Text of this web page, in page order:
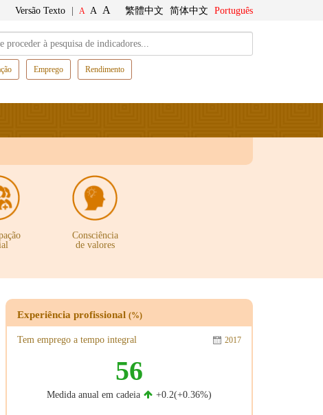
Versão Texto A A A 繁體中文 简体中文 Português
Emprego Rendimento
Consciência
de valores
Experiência profissional (%)
Tem emprego a tempo integral 2017
56
Medida anual em cadeia +0.2(+0.36%)